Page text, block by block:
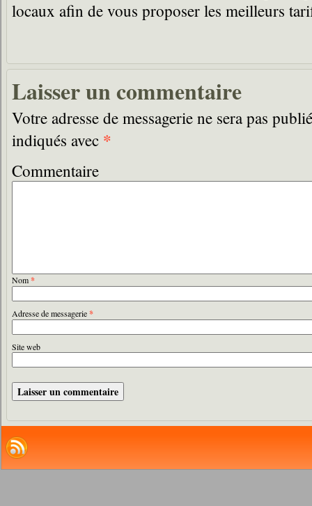
locaux afin de vous proposer les meilleurs
Laisser un commentaire
Votre adresse de messagerie ne sera pas
indiqués avec *
Commentaire
Nom*
Adresse de messagerie*
Site web